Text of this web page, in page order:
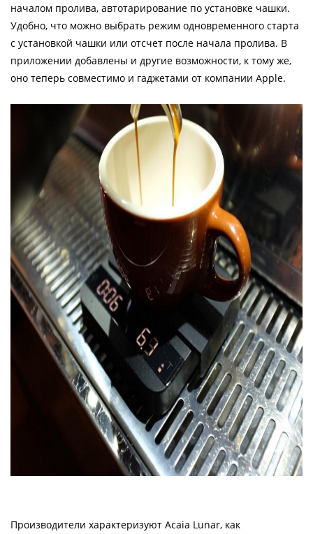
началом пролива, автотарирование по установке чашки.
Удобно, что можно выбрать режим одновременного старта
с установкой чашки или отсчет после начала пролива. В
приложении добавлены и другие возможности, к тому же,
оно теперь совместимо и гаджетами от компании Apple.
Производители характеризуют Acaia Lunar, как